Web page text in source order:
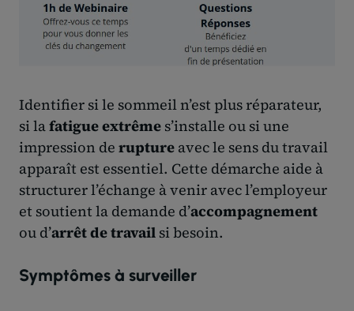
Identifier si le sommeil n’est plus réparateur,
si lafatigue extrême s’installe ou si une
impression de rupture avec le sens du travail
apparaît est essentiel. Cette démarche aide à
structurer l’échange à venir avec l’employeur
et soutient la demande d’accompagnement
ou d’arrêt de travail si besoin.
Symptômes à surveiller